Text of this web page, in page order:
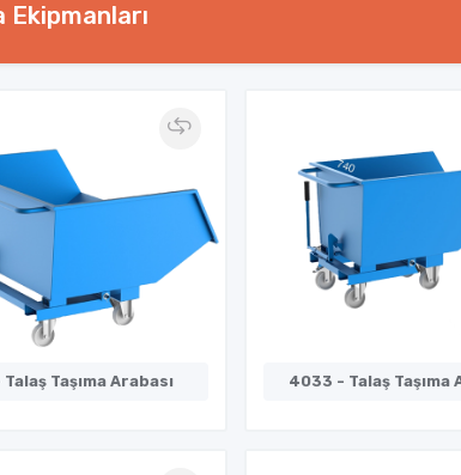
Ekipmanları
Taşıma Arabası 4033 - Talaş Taşıma